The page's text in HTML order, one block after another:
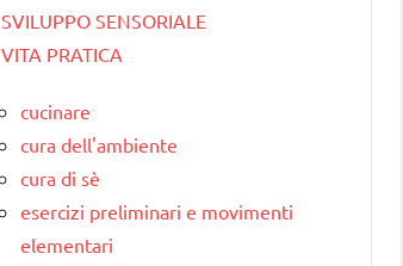
SVILUPPO SENSORIALE
VITA PRATICA
cucinare
cura dell'ambiente
cura di sè
esercizi preliminari e movimenti
elementari